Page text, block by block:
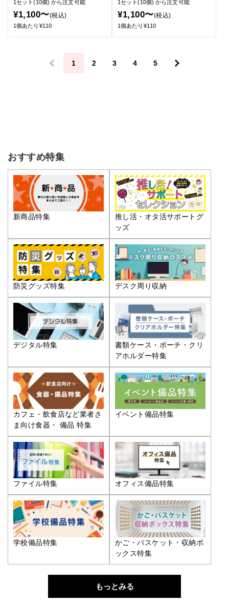
1セット(10個)から注文可能
¥1,100〜(税込)
1個あたり¥110
1セット(10個)から注文可能
¥1,100〜(税込)
1個あたり¥110
＜ 1 2 3 4 5 ＞
おすすめ特集
新商品特集
推し活・オタ活サポートグ
ッズ
防災グッズ特集 デスク周り収納
デジタル特集
書類ケース・ポーチ・クリ
アホルダー特集
カフェ・飲食店など業者さ
ま向け食器・ 備品 特集
イベント備品特集
ファイル特集 オフィス備品特集
学校備品特集
かご・バスケット・収納ボ
ックス特集
もっとみる